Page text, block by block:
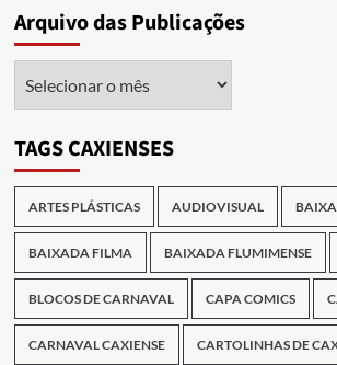
Arquivo das Publicações
TAGS CAXIENSES
ARTES PLÁSTICAS AUDIOVISUAL
BAIXADA FILMA BAIXADA FLUMIMENSE
BLOCOS DE CARNAVAL CAPA COMICS
CARNAVAL CAXIENSE CARTOLINHAS DE